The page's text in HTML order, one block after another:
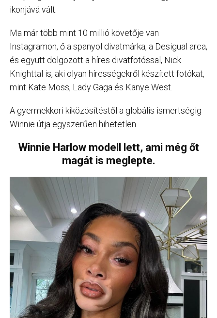
ikonjává vált.
Ma már több mint 10 millió követője van
Instagramon, ő a spanyol divatmárka, a Desigual arca,
és együtt dolgozott a híres divatfotóssal, Nick
Knighttal is, aki olyan hírességekről készített fotókat,
mint Kate Moss, Lady Gaga és Kanye West.
A gyermekkori kiközösítéstől a globális ismertségig
Winnie útja egyszerűen hihetetlen.
Winnie Harlow modell lett, ami még őt
magát is meglepte.